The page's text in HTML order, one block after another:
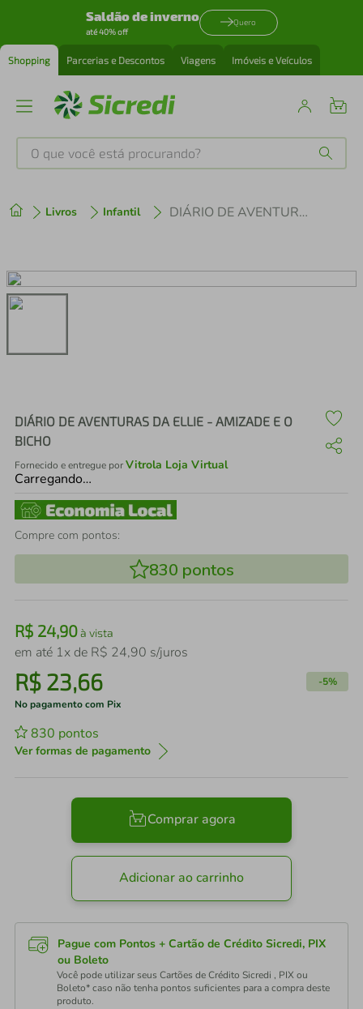
Saldão de inverno
até 40% off
Quero
Shopping Parcerias e Descontos Viagens Imóveis e Veículos
O que você está procurando?
Livros Infantil DIÁRIO DE AVENTURAS DA ELLIE - AMIZADE E O BICHO
DIÁRIO DE AVENTURAS DA ELLIE - AMIZADE E O
BICHO
Fornecido e entregue porVitrola Loja Virtual
Carregando…
Compre com pontos:
830 pontos
R$ 24,90à vista
em até 1x de R$ 24,90 s/juros
R$ 23,66 -5%
No pagamento com Pix
830 pontos
Ver formas de pagamento
Comprar agora
Adicionar ao carrinho
Pague com Pontos + Cartão de Crédito Sicredi, PIX
ou Boleto
Você pode utilizar seus Cartões de Crédito Sicredi , PIX ou
Boleto* caso não tenha pontos suficientes para a compra deste
produto.
2º cafeteira